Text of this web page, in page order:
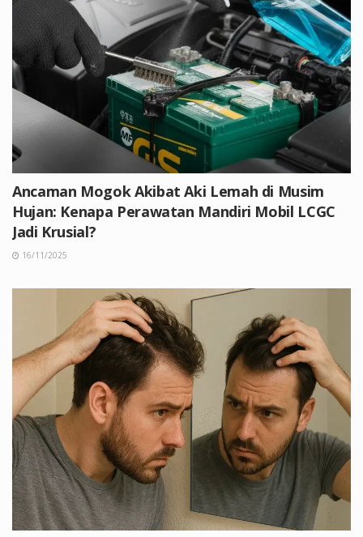
Ancaman Mogok Akibat Aki Lemah di Musim
Hujan: Kenapa Perawatan Mandiri Mobil LCGC
Jadi Krusial?
16/11/2025